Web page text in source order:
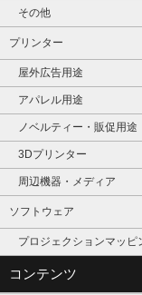
その他
プリンター
屋外広告用途
アパレル用途
ノベルティー・販促用途
3Dプリンター
周辺機器・メディア
ソフトウェア
プロジェクションマッピ
コンテンツ